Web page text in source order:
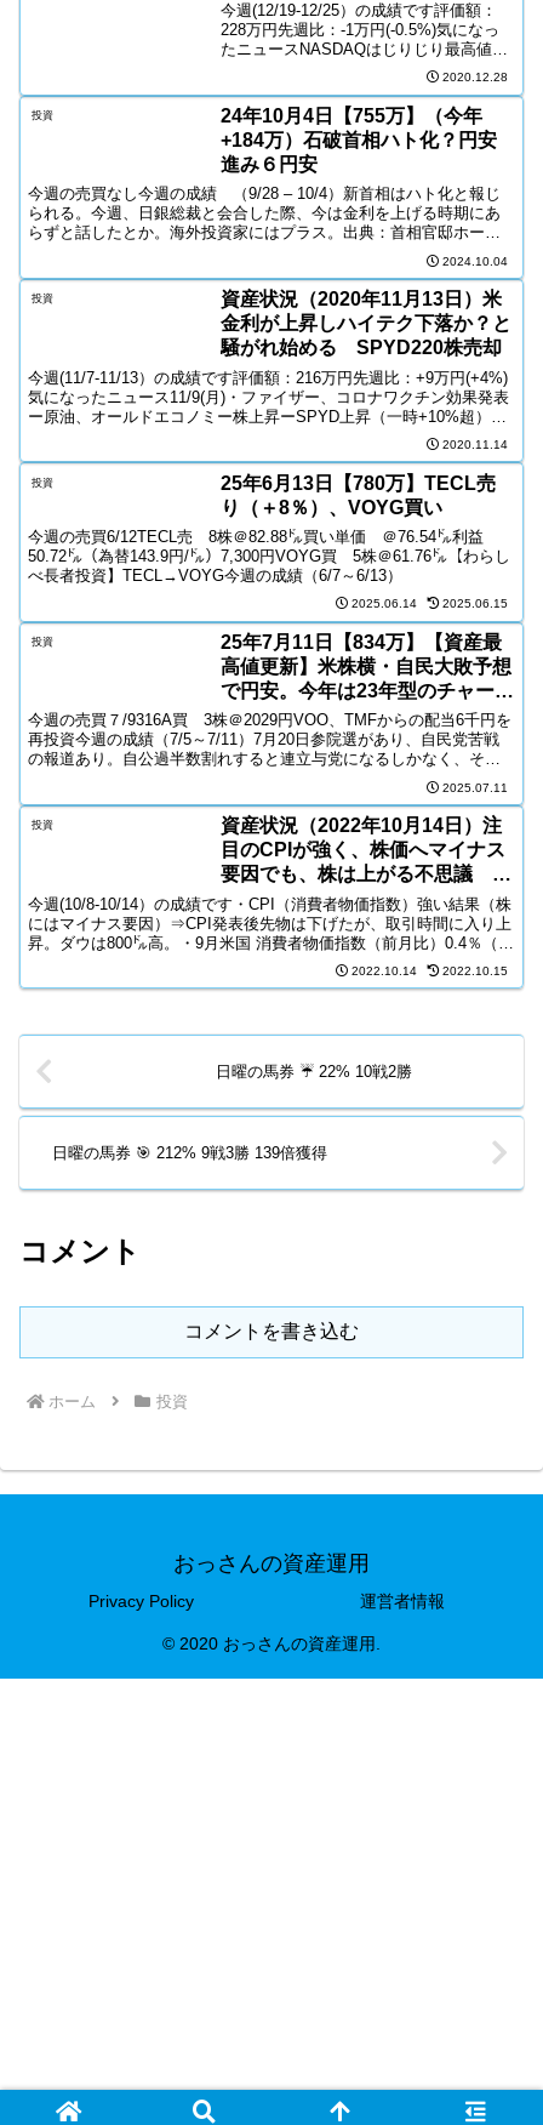
今週(12/19-12/25）の成績です評価額：
228万円先週比：-1万円(-0.5%)気になっ
たニュースNASDAQはじりじり最高値獲
得。ハイテク産業は我々の生活に入り込
んで、衣食住のような存在。発展するし
かないようです。英国で新型コロナ...
2020.12.28
投資
24年10月4日【755万】（今年
+184万）石破首相ハト化？円安
進み６円安
今週の売買なし今週の成績 （9/28 – 10/4）新首相はハト化と報じ
られる。今週、日銀総裁と会合した際、今は金利を上げる時期にあ
らずと話したとか。海外投資家にはプラス。出典：首相官邸ホーム
2024.10.04
投資
資産状況（2020年11月13日）米
金利が上昇しハイテク下落か？と
騒がれ始める SPYD220株売却
今週(11/7-11/13）の成績です評価額：216万円先週比：+9万円(+4%)
気になったニュース11/9(月)・ファイザー、コロナワクチン効果発表
ー原油、オールドエコノミー株上昇ーSPYD上昇（一時+10%超）
2020.11.14
投資
25年6月13日【780万】TECL売
り（＋8％）、VOYG買い
今週の売買6/12TECL売 8株＠82.88㌦買い単価 ＠76.54㌦利益
50.72㌦（為替143.9円/㌦）7,300円VOYG買 5株＠61.76㌦【わらし
べ長者投資】TECL→VOYG今週の成績（6/7～6/13）
2025.06.14 2025.06.15
投資
25年7月11日【834万】【資産最
高値更新】米株横・自民大敗予想
で円安。今年は23年型のチャート
か。
今週の売買７/9316A買 3株＠2029円VOO、TMFからの配当6千円を
再投資今週の成績（7/5～7/11）7月20日参院選があり、自民党苦戦
の報道あり。自公過半数割れすると連立与党になるしかなく、その
2025.07.11
投資
資産状況（2022年10月14日）注
目のCPIが強く、株価へマイナス
要因でも、株は上がる不思議 資
産-8万円
今週(10/8-10/14）の成績です・CPI（消費者物価指数）強い結果（株
にはマイナス要因）⇒CPI発表後先物は下げたが、取引時間に入り上
昇。ダウは800㌦高。・9月米国 消費者物価指数（前月比）0.4％（予
2022.10.14 2022.10.15
日曜の馬券 ☔ 22% 10戦2勝
日曜の馬券 🎯 212% 9戦3勝 139倍獲得
コメント
コメントを書き込む
ホーム 投資
おっさんの資産運用
Privacy Policy 運営者情報
© 2020 おっさんの資産運用.